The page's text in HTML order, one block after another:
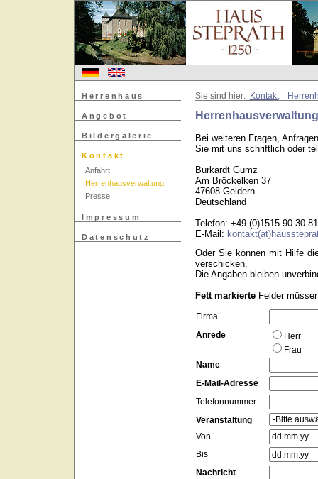
Herrenhaus
Angebot
Bildergalerie
Kontakt
Anfahrt
Herrenhausverwaltung
Presse
Impressum
Datenschutz
Sie sind hier: Kontakt
Herrenhausverwaltung
Bei weiteren Fragen,
Sie mit uns schriftlich oder
Burkardt Gumz
Am Bröckelken 37
47608 Geldern
Deutschland
Telefon: +49 (0)1515 90 30
E-Mail:
Oder Sie können mit Hilfe
verschicken.
Die Angaben bleiben
Fett markierte Felder
Firma
Anrede
Herr
Frau
Name
E-Mail-Adresse
Telefonnummer
Veranstaltung
Von
Bis
Nachricht